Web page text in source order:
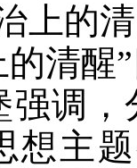
上的
清醒
，分
想主